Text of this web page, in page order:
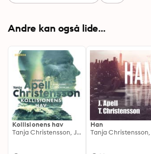
Andre kan også lide...
Kollisionens hav
Tanja Christensson, Johnny Apell
Han